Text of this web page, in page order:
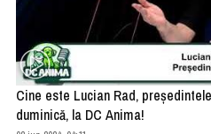
Cine este Lucian Rad,
duminică, la DC Anima!